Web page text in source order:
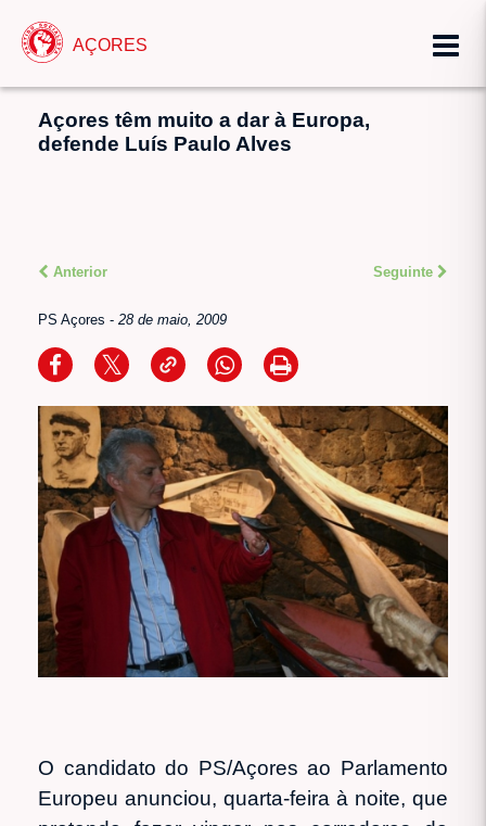
AÇORES
Açores têm muito a dar à Europa,
defende Luís Paulo Alves
Anterior Seguinte
PS Açores - 28 de maio, 2009
O candidato do PS/Açores ao Parlamento
Europeu anunciou, quarta-feira à noite, que